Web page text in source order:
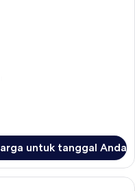
untuk tanggal Anda